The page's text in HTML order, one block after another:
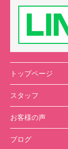
トップページ
スタッフ
お客様の声
ブログ